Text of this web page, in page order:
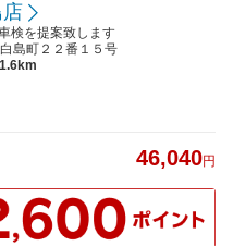
検を提案致します
島町２２番１５号
46,040円